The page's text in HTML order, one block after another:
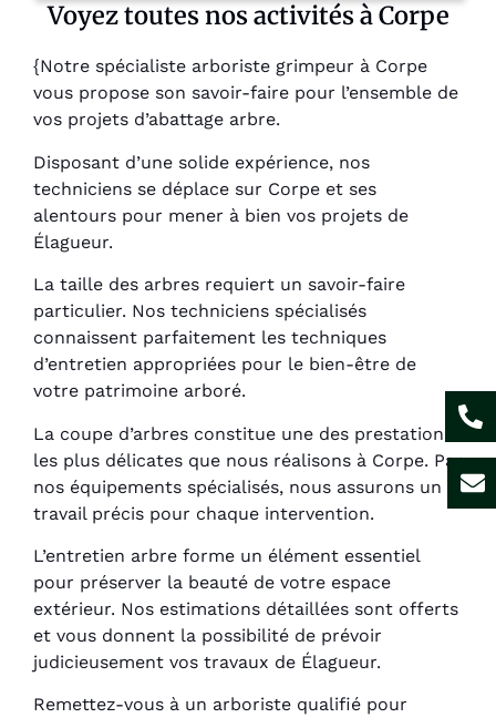
Voyez toutes nos activités à Corpe
{Notre spécialiste arboriste grimpeur à Corpe
vous propose son savoir-faire pour l’ensemble de
vos projets d’abattage arbre.
Disposant d’une solide expérience, nos
techniciens se déplace sur Corpe et ses
alentours pour mener à bien vos projets de
Élagueur.
La taille des arbres requiert un savoir-faire
particulier. Nos techniciens spécialisés
connaissent parfaitement les techniques
d’entretien appropriées pour le bien-être de
votre patrimoine arboré.
La coupe d’arbres constitue une des prestations
les plus délicates que nous réalisons à Corpe. Par
nos équipements spécialisés, nous assurons un
travail précis pour chaque intervention.
L’entretien arbre forme un élément essentiel
pour préserver la beauté de votre espace
extérieur. Nos estimations détaillées sont offerts
et vous donnent la possibilité de prévoir
judicieusement vos travaux de Élagueur.
Remettez-vous à un arboriste qualifié pour